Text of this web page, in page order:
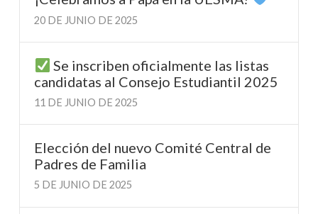
20 DE JUNIO DE 2025
Se inscriben oficialmente las listas
candidatas al Consejo Estudiantil 2025
11 DE JUNIO DE 2025
Elección del nuevo Comité Central de
Padres de Familia
5 DE JUNIO DE 2025